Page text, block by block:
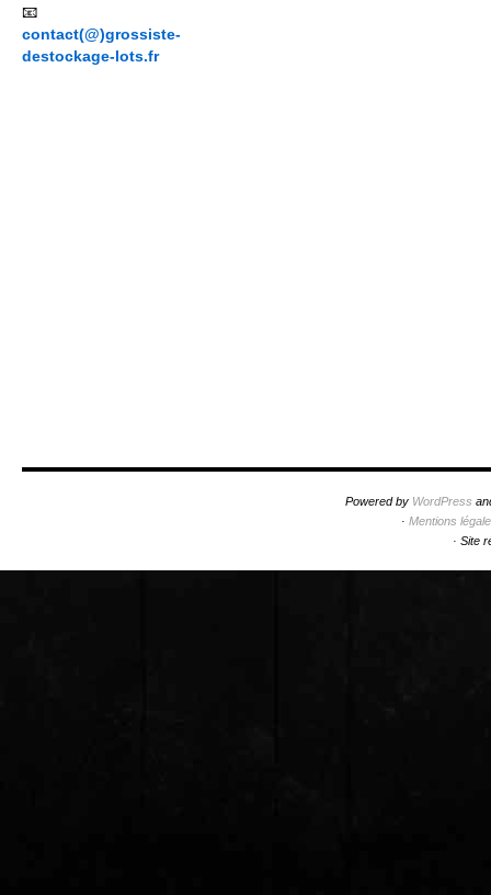
📧
contact(@)grossiste-
destockage-lots.fr
Powered by WordPress
·Mentions
·Site